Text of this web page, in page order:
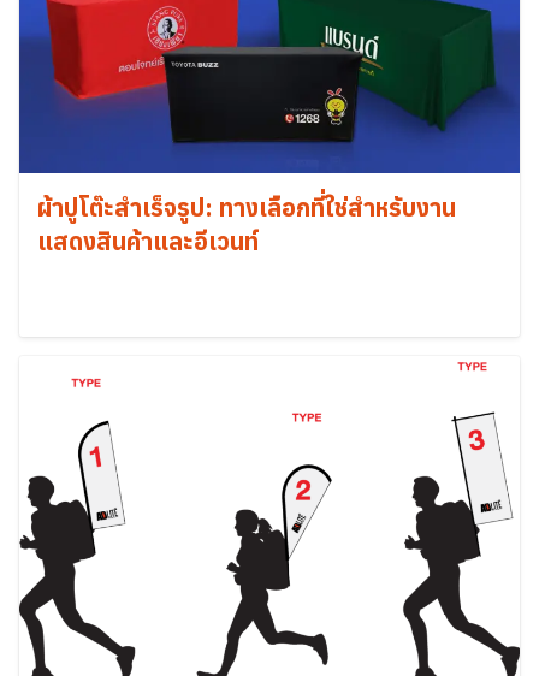
ผ้าปูโต๊ะสำเร็จรูป: ทางเลือกที่ใช่สำหรับงาน
แสดงสินค้าและอีเวนท์